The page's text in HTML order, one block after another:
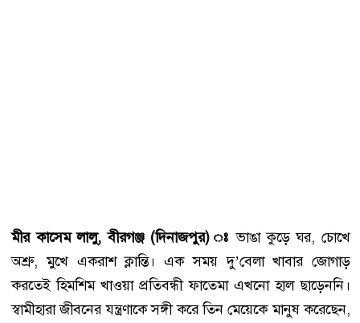
মীর কাসেম লালু, বীরগঞ্জ (দিনাজপুর) ঃ ভাঙা কুড়ে ঘর, চোখে
অশ্রু, মুখে একরাশ ক্লান্তি। এক সময় দু’বেলা খাবার জোগাড়
করতেই হিমশিম খাওয়া প্রতিবন্ধী ফাতেমা এখনো হাল ছাড়েননি।
স্বামীহারা জীবনের যন্ত্রণাকে সঙ্গী করে তিন মেয়েকে মানুষ করেছেন,